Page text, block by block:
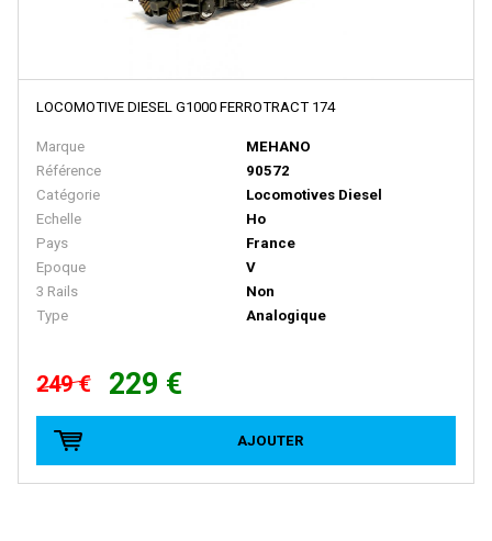
FOX VALLEY MODELS
FR
FRADIS - Marque Disparue, Finition Années 70
FRANCE TRAINS - Marque Disparue
FRATESCHI
FULGUREX
GABOR
GILLKIT
LOCOMOTIVE DIESEL G1000 FERROTRACT 174
Marque
MEHANO
Référence
90572
Catégorie
Locomotives Diesel
Echelle
Ho
Pays
France
Epoque
V
3 Rails
Non
Type
Analogique
249 € 229 €
AJOUTER